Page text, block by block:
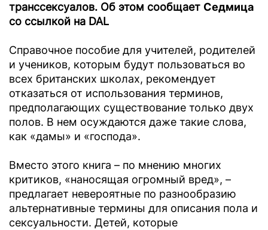
транссексуалов. Об этом сообщает Седмица
со ссылкой на DAL
Справочное пособие для учителей, родителей
и учеников, которым будут пользоваться во
всех британских школах, рекомендует
отказаться от использования терминов,
предполагающих существование только двух
полов. В нем осуждаются даже такие слова,
как «дамы» и «господа».
Вместо этого книга – по мнению многих
критиков, «наносящая огромный вред», –
предлагает невероятные по разнообразию
альтернативные термины для описания пола и
сексуальности. Детей, которые